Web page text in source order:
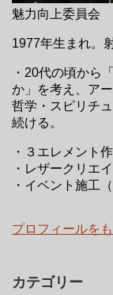
魅力向上委員会
1977年生まれ。
・20代の頃から
か」を考え、ア
哲学・スピリチ
続ける。
・３エレメント
・レザークリエ
・イベント施工
プロフィールを
カテゴリー